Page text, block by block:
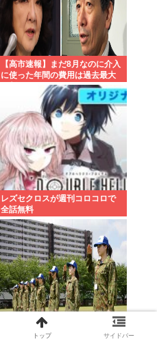
【高市速報】まだ8月なのに介入
に使った年間の費用は過去最大
レズセクロスが週刊コロコロで
全話無料
「自衛隊は違憲」←これどう思
トップ サイドバー